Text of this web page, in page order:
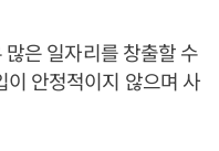
은 일자리를 창출할 수
안정적이지 않으며 사